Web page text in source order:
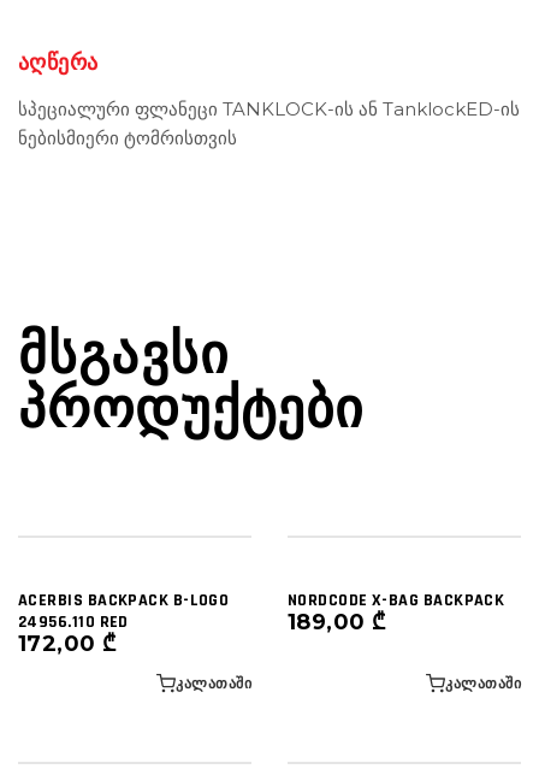
ᲐᲦᲬᲔᲠᲐ
სპეციალური ფლანეცი TANKLOCK-ის ან TanklockED-ის
ნებისმიერი ტომრისთვის
ᲛᲡᲒᲐᲕᲡᲘ
ᲞᲠᲝᲓᲣᲥᲢᲔᲑᲘ
ACERBIS BACKPACK B-LOGO
24956.110 RED
172,00 ₾
ᲙᲐᲚᲐᲗᲐᲨᲘ
NORDCODE X-BAG BACKPACK
189,00 ₾
ᲙᲐᲚᲐᲗᲐᲨᲘ